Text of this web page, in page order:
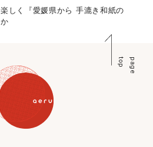
しく『愛媛県から 手漉き和紙の
p
a
g
e
t
o
p